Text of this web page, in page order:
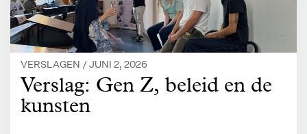
VERSLAGEN /JUNI 2, 2026
Verslag: Gen Z, beleid en de
kunsten